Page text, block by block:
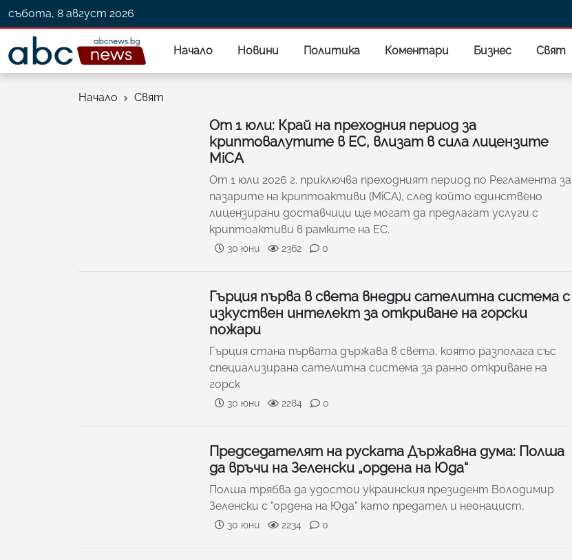
събота, 8 август 2026
Начало Новини Политика Коментари Бизнес Свят
Начало Свят
От 1 юли: Край на преходния период за
криптовалутите в ЕС, влизат в сила лицензите
MiCA
От 1 юли 2026 г. приключва преходният период по Регламента за
пазарите на криптоактиви (MiCA), след който единствено
лицензирани доставчици ще могат да предлагат услуги с
криптоактиви в рамките на ЕС.
30 юни 2362 0
Гърция първа в света внедри сателитна система с
изкуствен интелект за откриване на горски
пожари
Гърция стана първата държава в света, която разполага със
специализирана сателитна система за ранно откриване на
горск
30 юни 2284 0
Председателят на руската Държавна дума: Полша
да връчи на Зеленски „ордена на Юда“
Полша трябва да удостои украинския президент Володимир
Зеленски с "ордена на Юда" като предател и неонацист,
30 юни 2234 0